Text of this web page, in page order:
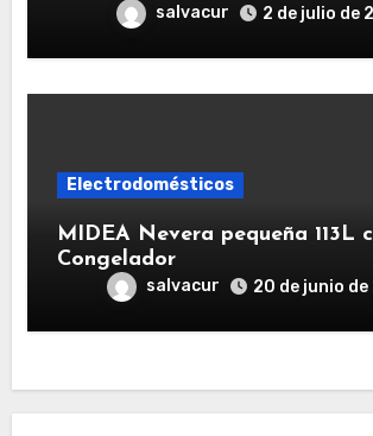
salvacur 2 de julio de
Electrodomésticos
MIDEA Nevera pequeña 113L
Congelador
salvacur 20 de junio